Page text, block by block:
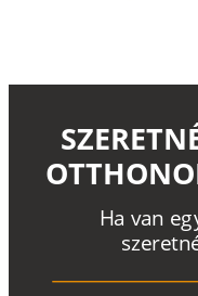
Ha van eg
szeretn